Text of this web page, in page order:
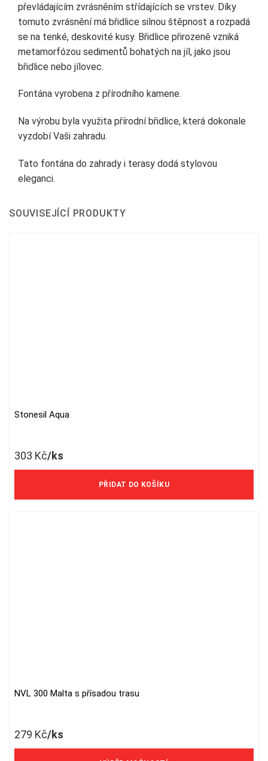
převládajícím zvrásněním střídajících se vrstev. Díky
tomuto zvrásnění má břidlice silnou štěpnost a rozpadá
se na tenké, deskovité kusy. Břidlice přirozeně vzniká
metamorfózou sedimentů bohatých na jíl, jako jsou
břidlice nebo jílovec.
Fontána vyrobena z přírodního kamene.
Na výrobu byla využita přírodní břidlice, která dokonale
vyzdobí Vaši zahradu.
Tato fontána do zahrady i terasy dodá stylovou
eleganci.
SOUVISEJÍCÍ PRODUKTY
Stonesil Aqua
303 Kč/ks
250 Kč/ks bez DPH
PŘIDAT DO KOŠÍKU
NVL 300 Malta s přísadou trasu
279 Kč/ks
231 Kč/ks bez DPH
This
multiple